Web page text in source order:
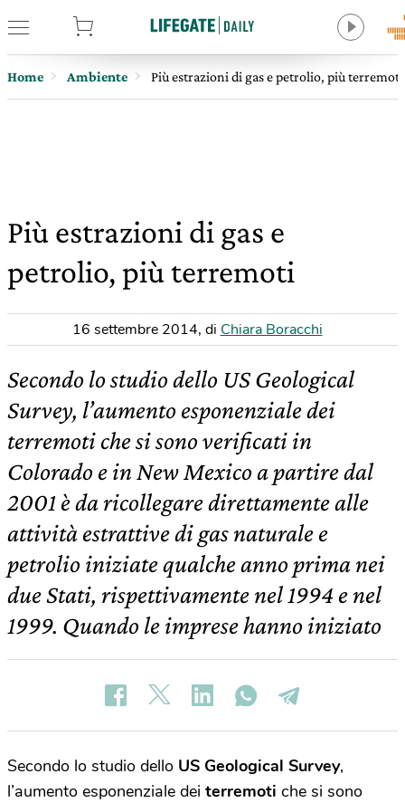
Home Ambiente Più estrazioni di gas e petrolio, più terremoti
Più estrazioni di gas e
petrolio, più terremoti
16 settembre 2014, di Chiara Boracchi
Secondo lo studio dello US Geological
Survey, l’aumento esponenziale dei
terremoti che si sono verificati in
Colorado e in New Mexico a partire dal
2001 è da ricollegare direttamente alle
attività estrattive di gas naturale e
petrolio iniziate qualche anno prima nei
due Stati, rispettivamente nel 1994 e nel
1999. Quando le imprese hanno iniziato
Secondo lo studio dello US Geological Survey,
l’aumento esponenziale dei terremoti che si sono